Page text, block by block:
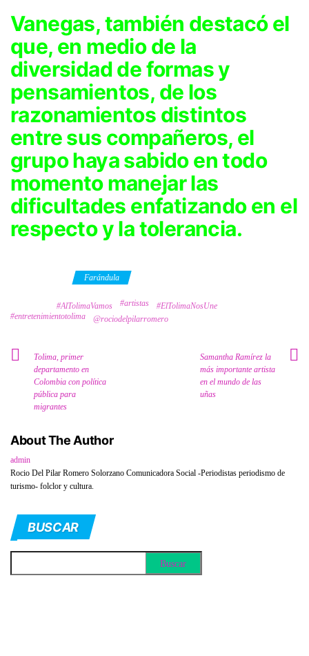
Vanegas, también destacó el
que, en medio de la
diversidad de formas y
pensamientos, de los
razonamientos distintos
entre sus compañeros, el
grupo haya sabido en todo
momento manejar las
dificultades enfatizando en el
respecto y la tolerancia.
Farándula
#AlTolimaVamos #artistas
#ElTolimaNosUne
#entretenimientotolima
@rociodelpilarromero
Tolima, primer
departamento en
Colombia con política
pública para
migrantes
Samantha Ramírez la
más importante artista
en el mundo de las
uñas
About The Author
admin
Rocio Del Pilar Romero Solorzano Comunicadora Social -Periodistas periodismo de
turismo- folclor y cultura.
BUSCAR